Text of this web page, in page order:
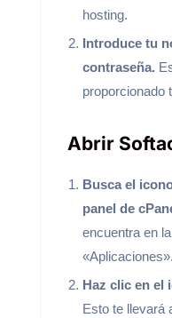
hosting.
Introduce tu
contraseña.
proporcionado
Abrir
Busca el
panel de
encuentra en
«Aplicaciones».
Haz clic en el
Esto te llevará